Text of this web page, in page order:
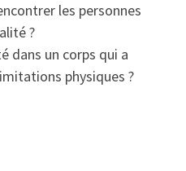
les personnes
?
dans un corps qui a
physiques ?